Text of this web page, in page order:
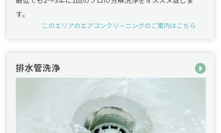
す。
このエリアのエアコンクリーニングのご案内はこちら
排水管洗浄